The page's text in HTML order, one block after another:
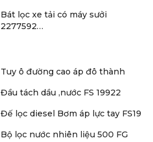
Bát lọc xe tải có máy sưởi
2277592…
Tuy ô đường cao áp đô thành
Đầu tách dầu ,nước FS 19922
Đế lọc diesel Bơm áp lực tay FS19
Bộ lọc nước nhiên liệu 500 FG